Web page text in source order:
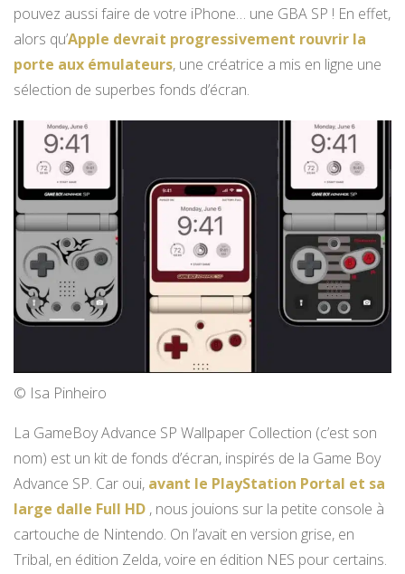
pouvez aussi faire de votre iPhone… une GBA SP ! En effet,
alors qu’Apple devrait progressivement rouvrir la
porte aux émulateurs, une créatrice a mis en ligne une
sélection de superbes fonds d’écran.
© Isa Pinheiro
La GameBoy Advance SP Wallpaper Collection (c’est son
nom) est un kit de fonds d’écran, inspirés de la Game Boy
Advance SP. Car oui, avant le PlayStation Portal et sa
large dalle Full HD , nous jouions sur la petite console à
cartouche de Nintendo. On l’avait en version grise, en
Tribal, en édition Zelda, voire en édition NES pour certains.